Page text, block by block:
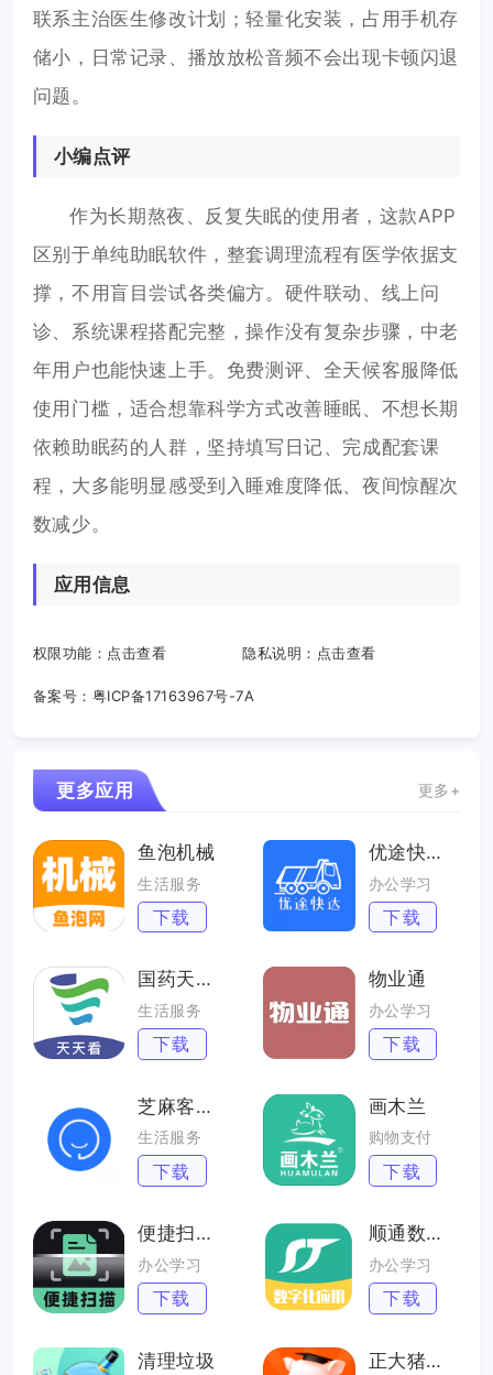
联系主治医生修改计划；轻量化安装，占用手机存
储小，日常记录、播放放松音频不会出现卡顿闪退
问题。
小编点评
作为长期熬夜、反复失眠的使用者，这款APP
区别于单纯助眠软件，整套调理流程有医学依据支
撑，不用盲目尝试各类偏方。硬件联动、线上问
诊、系统课程搭配完整，操作没有复杂步骤，中老
年用户也能快速上手。免费测评、全天候客服降低
使用门槛，适合想靠科学方式改善睡眠、不想长期
依赖助眠药的人群，坚持填写日记、完成配套课
程，大多能明显感受到入睡难度降低、夜间惊醒次
数减少。
应用信息
权限功能： 点击查看 隐私说明： 点击查看
备案号： 粤ICP备17163967号-7A
更多应用 更多+
鱼泡机械
生活服务
下载
优途快达司机
办公学习
下载
国药天天看
生活服务
下载
物业通
办公学习
下载
芝麻客服助手
生活服务
下载
画木兰
购物支付
下载
便捷扫描大师
办公学习
下载
顺通数字应用
办公学习
下载
清理垃圾 正大猪博士